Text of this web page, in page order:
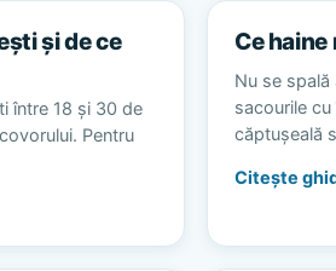
și de ce
între 18 și 30 de
Pentru
Ce haine
Nu se
sacourile
căptușeală
Citește